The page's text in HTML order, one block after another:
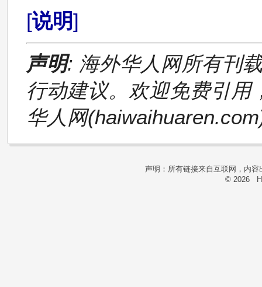
[说明]
声明: 海外华人网所有刊
行动建议。欢迎免费引用
华人网
声明：所有链接来自互联网，内
© 2026